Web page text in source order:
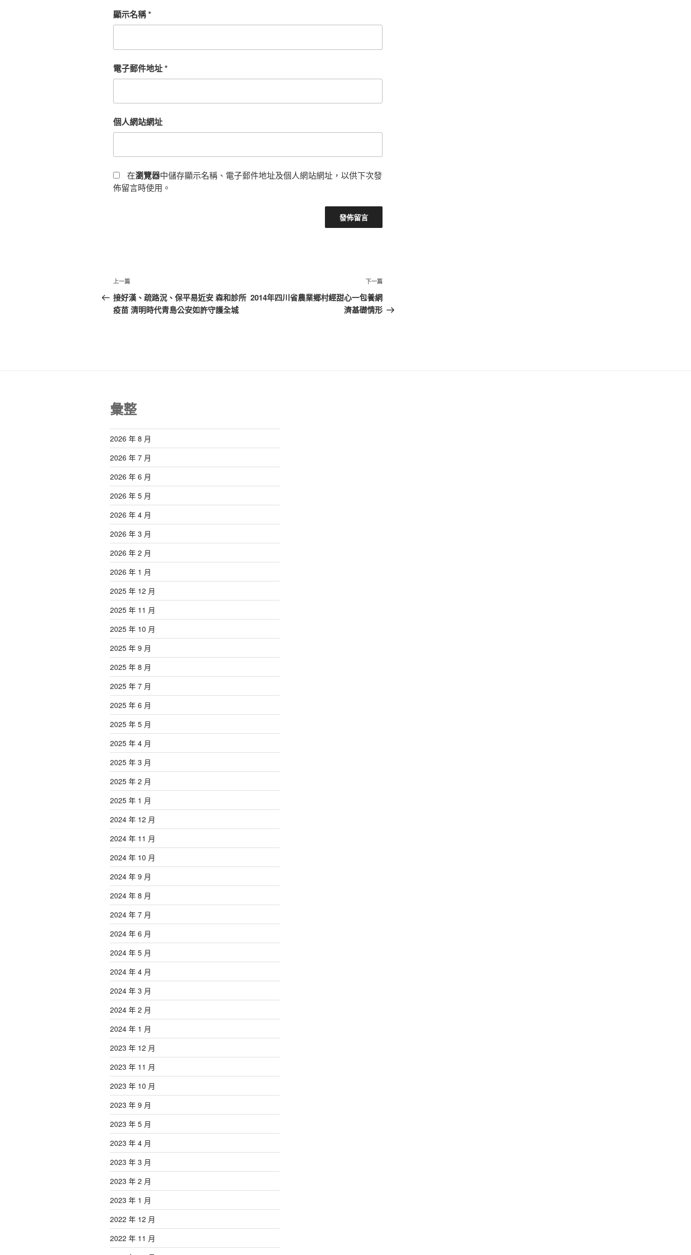
顯示名稱*
電子郵件地址*
個人網站網址
在瀏覽器中儲存顯示名稱、電子郵件地址及個人網站網址，以供下次發
佈留言時使用。
文
章
導
上
一
篇
上一篇
接好漢、疏路況、保平易近安 森和診所
疫苗 清明時代青島公安如許守護全城
下
一
篇
下一篇
2014年四川省農業鄉村經甜心一包養網
濟基礎情形
彙整
2026 年 8 月
2026 年 7 月
2026 年 6 月
2026 年 5 月
2026 年 4 月
2026 年 3 月
2026 年 2 月
2026 年 1 月
2025 年 12 月
2025 年 11 月
2025 年 10 月
2025 年 9 月
2025 年 8 月
2025 年 7 月
2025 年 6 月
2025 年 5 月
2025 年 4 月
2025 年 3 月
2025 年 2 月
2025 年 1 月
2024 年 12 月
2024 年 11 月
2024 年 10 月
2024 年 9 月
2024 年 8 月
2024 年 7 月
2024 年 6 月
2024 年 5 月
2024 年 4 月
2024 年 3 月
2024 年 2 月
2024 年 1 月
2023 年 12 月
2023 年 11 月
2023 年 10 月
2023 年 9 月
2023 年 5 月
2023 年 4 月
2023 年 3 月
2023 年 2 月
2023 年 1 月
2022 年 12 月
2022 年 11 月